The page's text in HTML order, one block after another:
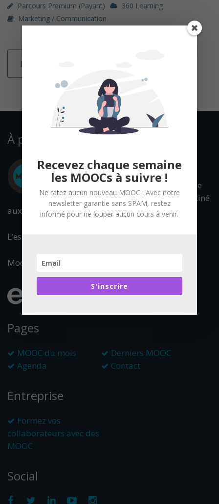
Parcours Premium (payant)
360 Learning
Marketing / Communication
Lire la suite
À propos
Mooc Francophone
est un portail destiné
aux cours en ligne ouverts à tous.
L’essentiel de l’offre francophone est référencée.
Mooc Francophone fait partie du réseau :
Pages
MOOC du mois
Derniers MOOC
Agenda
Contact
Entreprise
Formez vos
collaborateurs avec des
MOOC
Social
Recevez chaque semaine
les MOOCs à suivre !
Ne ratez aucun nouveau MOOC ! Avec notre
newsletter garantie sans SPAM, restez
informé pour ne louper aucun cours à venir.
S'inscrire